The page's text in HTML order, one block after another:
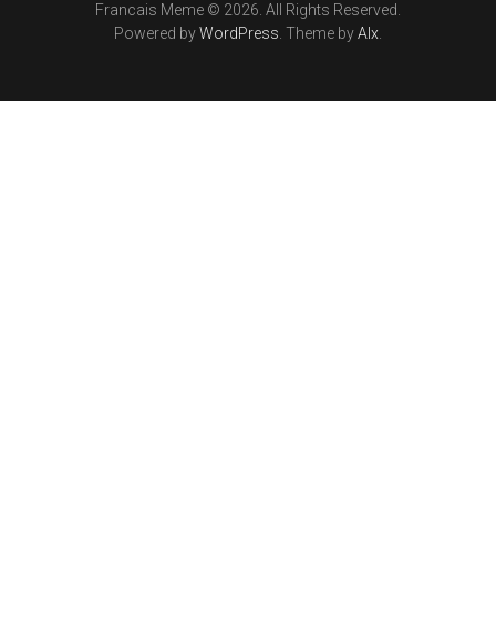
Francais Meme © 2026. All Rights Reserved.
Powered byWordPress . Theme byAlx